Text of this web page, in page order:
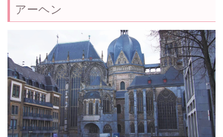
アーヘン